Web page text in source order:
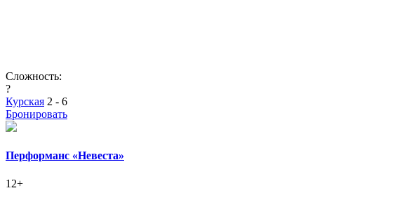
Сложность:
?
Курская 2 - 6
Бронировать
Перформанс «Невеста»
12+